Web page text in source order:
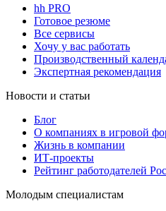
hh PRO
Готовое резюме
Все сервисы
Хочу у вас работать
Производственный
Экспертная рекомендация
Новости и статьи
Блог
О компаниях в игровой
Жизнь в компании
ИТ-проекты
Рейтинг работодателей
Молодым специалистам